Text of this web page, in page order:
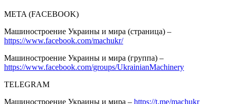
META (FACEBOOK)
Машиностроение Украины и мира (страница) –
https://www.facebook.com/machukr/
Машиностроение Украины и мира (группа) –
https://www.facebook.com/groups/UkrainianMachinery
TELEGRAM
Машиностроение Украины и мира – https://t.me/machukr